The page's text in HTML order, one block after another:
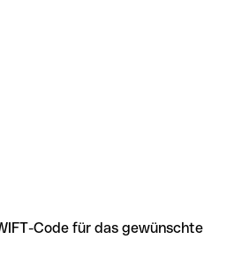
Code für das gewünschte